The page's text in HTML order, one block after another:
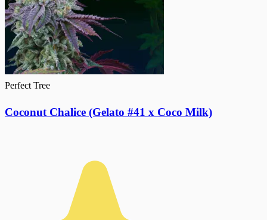
Perfect Tree
Coconut Chalice (Gelato #41 x Coco Milk)